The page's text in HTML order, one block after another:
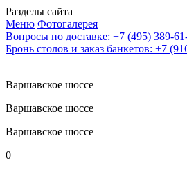
Разделы сайта
Меню Фотогалерея
Вопросы по доставке: +7 (495) 389-
Бронь столов и заказ банкетов: +7
Варшавское шоссе
Варшавское шоссе
Варшавское шоссе
0